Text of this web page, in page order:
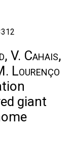
V. Cahais,
Lourenço
giant